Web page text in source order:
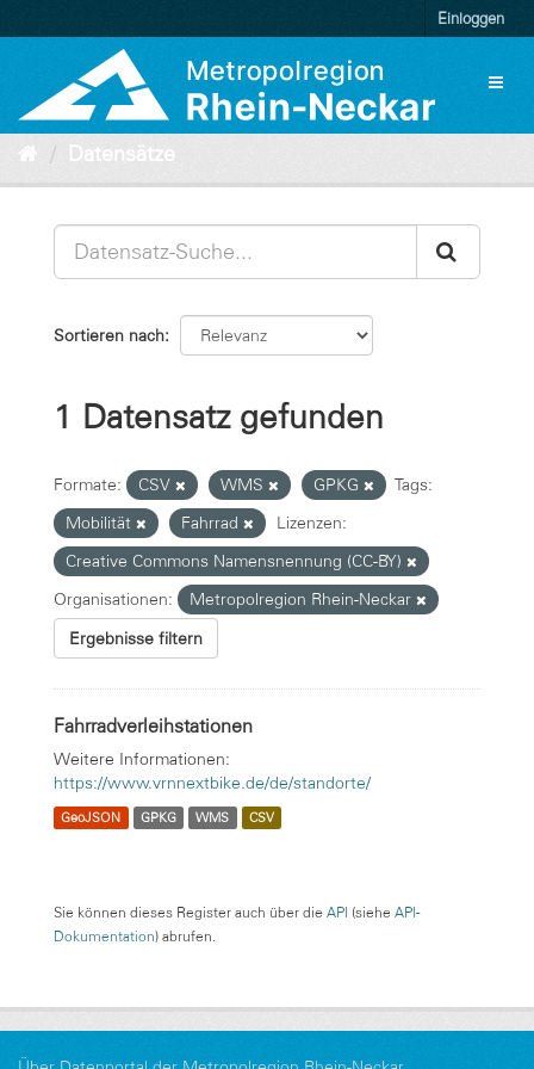
zum
Einloggen
Datensätze
Sortieren nach
1 Datensatz gefunden
Formate: CSV WMS GPKG
Tags:
Mobilität
Fahrrad
Lizenzen:
Creative Commons Namensnennung (CC-BY)
Organisationen:
Metropolregion Rhein-Neckar
Ergebnisse filtern
Fahrradverleihstationen
Weitere Informationen:
https://www.vrnnextbike.de/de/standorte/
GeoJSON GPKG WMS CSV
Sie können dieses Register auch über die API (siehe API-
Dokumentation) abrufen.